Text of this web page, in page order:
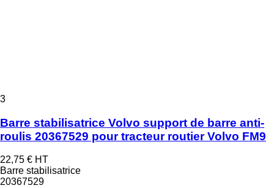
3
Barre stabilisatrice Volvo support de barre anti-
roulis 20367529 pour tracteur routier Volvo FM9
22,75 € HT
Barre stabilisatrice
20367529